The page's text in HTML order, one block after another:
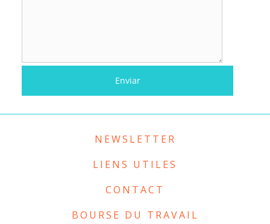
NEWSLETTER
LIENS UTILES
CONTACT
BOURSE DU TRAVAIL